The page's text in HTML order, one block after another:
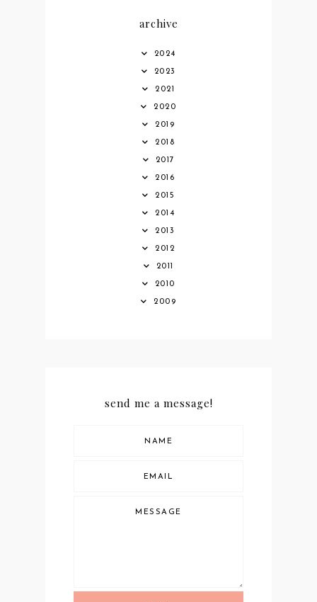
archive
2024
2023
2021
2020
2019
2018
2017
2016
2015
2014
2013
2012
2011
2010
2009
send me a message!